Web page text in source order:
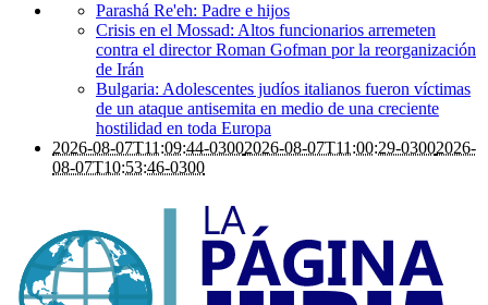
Parashá Re'eh: Padre e hijos
Crisis en el Mossad: Altos funcionarios arremeten
contra el director Roman Gofman por la reorganización
de Irán
Bulgaria: Adolescentes judíos italianos fueron víctimas
de un ataque antisemita en medio de una creciente
hostilidad en toda Europa
2026-08-07T11:09:44-03002026-08-07T11:00:29-03002026-
08-07T10:53:46-0300